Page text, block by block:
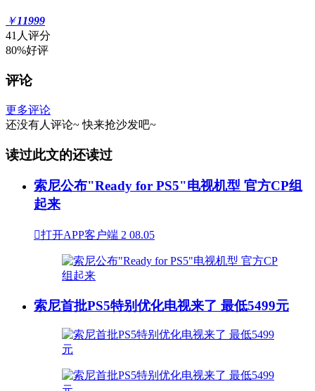
￥11999
41人评分
80%好评
评论
更多评论
还没有人评论~ 快来抢沙发吧~
读过此文的还读过
索尼公布"Ready for PS5"电视机型 官方CP组
起来
打开APP客户端 2 08.05
索尼首批PS5特别优化电视来了 最低5499元